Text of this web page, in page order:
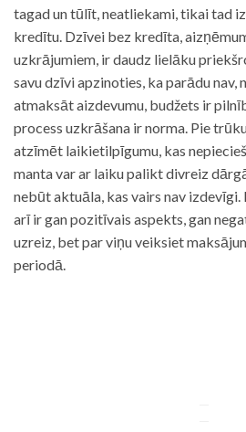
tagad un tūlīt, neatliekami, tikai tad
kredītu. Dzīvei bez kredīta,
uzkrājumiem, ir daudz lielāku
savu dzīvi apzinoties, ka parādu nav,
atmaksāt aizdevumu, budžets ir
process uzkrāšana ir norma. Pie
atzīmēt laikietilpīgumu, kas
manta var ar laiku palikt divreiz
nebūt aktuāla, kas vairs nav
arī ir gan pozitīvais aspekts, gan
uzreiz, bet par viņu veiksiet
periodā.